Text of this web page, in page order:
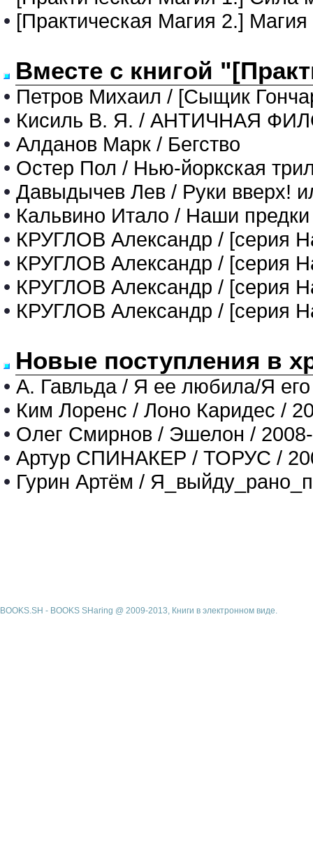
• [Практическая Магия 2.]
Вместе с книгой
• Петров Михаил / [Сыщик
• Кисиль В. Я. / АНТИЧНАЯ
• Алданов Марк / Бегство
• Остер Пол / Нью-йоркская
• Давыдычев Лев / Руки вверх!
• Кальвино Итало / Наши предки
• КРУГЛОВ Александр / [серия
• КРУГЛОВ Александр / [серия
• КРУГЛОВ Александр / [серия
• КРУГЛОВ Александр / [серия
Новые поступления в
• А. Гавльда / Я ее любила/Я
• Ким Лоренс / Лоно Каридес /
• Олег Смирнов / Эшелон /
• Артур СПИНАКЕР / ТОРУС /
• Гурин Артём /
BOOKS.SH - BOOKS SHaring @ 2009-2013, Книги в электронном виде.